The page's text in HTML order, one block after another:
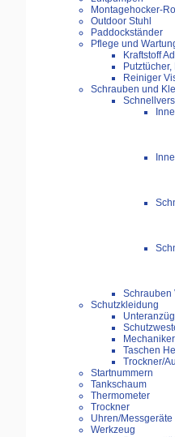
Montagehocker-
Outdoor Stuhl
Paddockständer
Pflege und
Kraftstoff
Reiniger
Schrauben und
Schrauben
Schutzkleidung
Taschen
Trockner/
Startnummern
Tankschaum
Thermometer
Trockner
Uhren/Messgeräte
Werkzeug